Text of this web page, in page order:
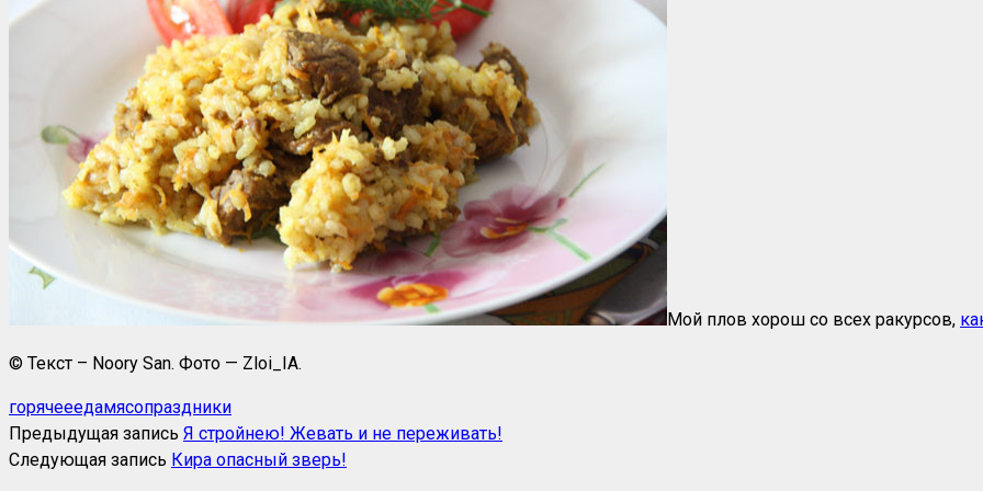
Мой плов хорош со всех ракурсов,
© Текст – Noory San. Фото — Zloi_IA.
горячееедамясопраздники
Предыдущая запись Я стройнею! Жевать и не переживать!
Следующая запись Кира опасный зверь!